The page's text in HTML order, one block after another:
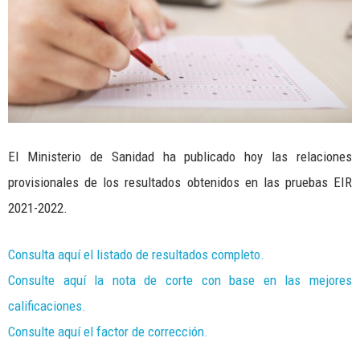
El Ministerio de Sanidad ha publicado hoy las relaciones
provisionales de los resultados obtenidos en las pruebas EIR
2021-2022.
Consulta aquí el listado de resultados completo.
Consulte aquí la nota de corte con base en las mejores
calificaciones.
Consulte aquí el factor de corrección.